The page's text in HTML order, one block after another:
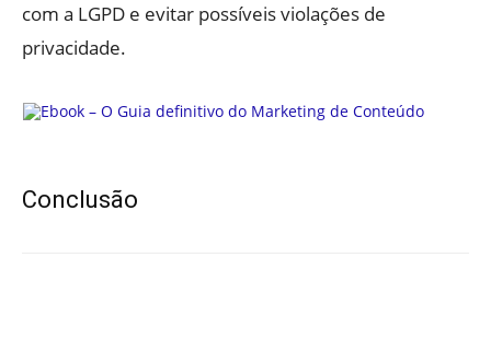
com a LGPD e evitar possíveis violações de
privacidade.
Conclusão